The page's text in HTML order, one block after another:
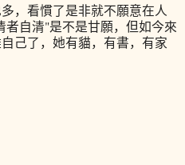
，看慣了是非就不願意在人
自清"是不是甘願，但如今來
己了，她有貓，有書，有家